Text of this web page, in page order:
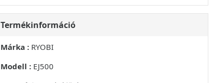
Termékinformáció
Márka : RYOBI
Modell : EJ500